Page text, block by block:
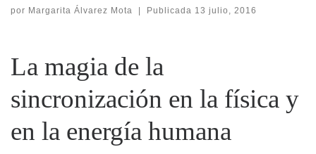
por Margarita Álvarez Mota | Publicada 13 julio, 2016
La magia de la
sincronización en la física y
en la energía humana